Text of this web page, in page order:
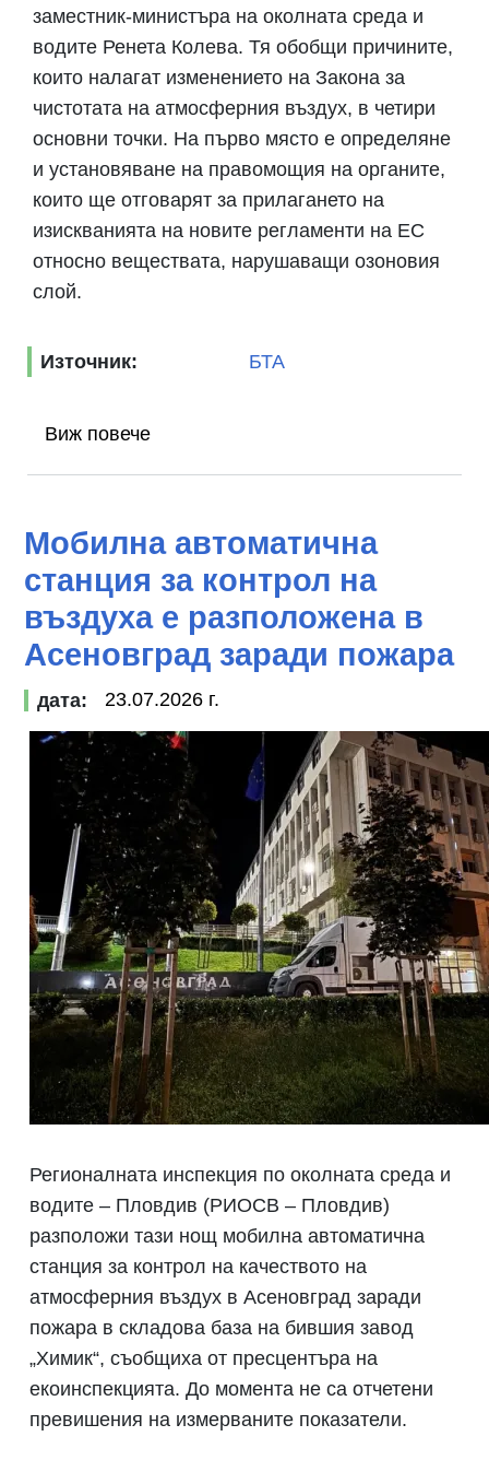
заместник-министъра на околната среда и
водите Ренета Колева. Тя обобщи причините,
които налагат изменението на Закона за
чистотата на атмосферния въздух, в четири
основни точки. На първо място е определяне
и установяване на правомощия на органите,
които ще отговарят за прилагането на
изискванията на новите регламенти на ЕС
относно веществата, нарушаващи озоновия
слой.
Източник: БТА
Виж повече
Мобилна автоматична
станция за контрол на
въздуха е разположена в
Асеновград заради пожара
дата: 23.07.2026 г.
Регионалната инспекция по околната среда и
водите – Пловдив (РИОСВ – Пловдив)
разположи тази нощ мобилна автоматична
станция за контрол на качеството на
атмосферния въздух в Асеновград заради
пожара в складова база на бившия завод
„Химик“, съобщиха от пресцентъра на
екоинспекцията. До момента не са отчетени
превишения на измерваните показатели.